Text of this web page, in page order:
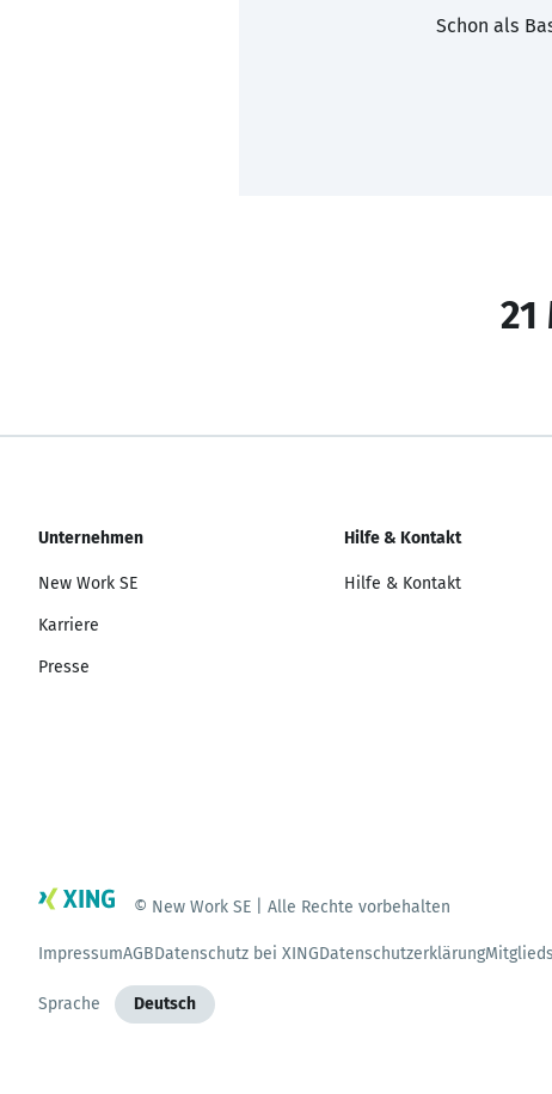
Schon als
21
Unternehmen
New Work SE
Karriere
Presse
Hilfe & Kontakt
Hilfe & Kontakt
© New Work SE | Alle Rechte vorbehalten
ImpressumAGBDatenschutz bei XINGDatenschutzerklärung
Sprache Deutsch